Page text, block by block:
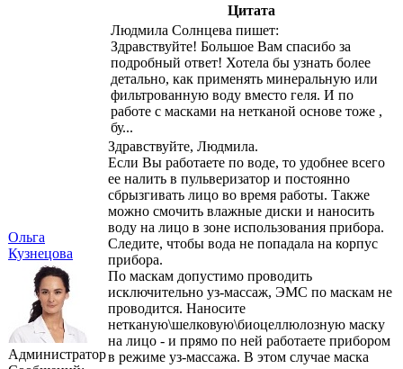
Ольга
Кузнецова
Администратор
Цитата
Людмила Солнцева пишет:
Здравствуйте! Большое Вам спасибо за
подробный ответ! Хотела бы узнать более
детально, как применять минеральную или
фильтрованную воду вместо геля. И по
работе с масками на нетканой основе тоже ,
бу...
Здравствуйте, Людмила.
Если Вы работаете по воде, то удобнее всего
ее налить в пульверизатор и постоянно
сбрызгивать лицо во время работы. Также
можно смочить влажные диски и наносить
воду на лицо в зоне использования прибора.
Следите, чтобы вода не попадала на корпус
прибора.
По маскам допустимо проводить
исключительно уз-массаж, ЭМС по маскам не
проводится. Наносите
нетканую\шелковую\биоцеллюлозную маску
на лицо - и прямо по ней работаете прибором
в режиме уз-массажа. В этом случае маска